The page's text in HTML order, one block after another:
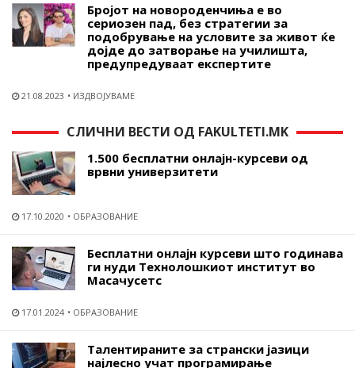
Бројот на новороденчиња е во
сериозен пад, без стратегии за
подобрување на условите за живот ќе
дојде до затворање на училишта,
предупредуваат експертите
21.08.2023 ИЗДВОЈУВАМЕ
СЛИЧНИ ВЕСТИ ОД FAKULTETI.MK
1.500 бесплатни онлајн-курсеви од
врвни универзитети
17.10.2020 ОБРАЗОВАНИЕ
Бесплатни онлајн курсеви што годинава
ги нуди Технолошкиот институт во
Масачусетс
17.01.2024 ОБРАЗОВАНИЕ
Tалентираните за странски јазици
најлесно учат програмирање